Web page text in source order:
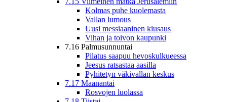
Kolmas puhe kuolemasta
Vallan lumous
Uusi messiaaninen kiusaus
Vihan ja toivon kaupunki
7.16 Palmusunnuntai
Pilatus saapuu hevoskulkueessa
Jeesus ratsastaa aasilla
Pyhitetyn väkivallan keskus
7.17 Maanantai
Rosvojen luolassa